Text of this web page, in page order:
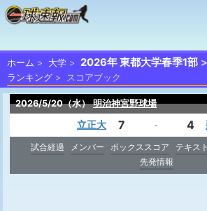
ホーム 大学 2026年 東都大学春季1部
ランキング
スコアブック
2026/5/20（水） 明治神宮野球場
立正大 7 - 4
試合経過 メンバー ボックススコア テキス
先発情報